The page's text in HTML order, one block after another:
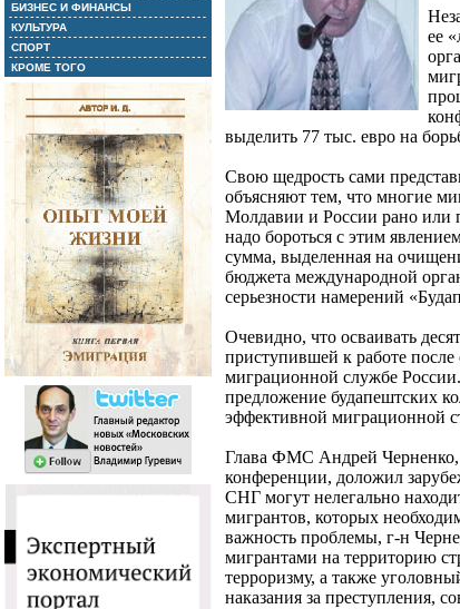
БИЗНЕС И ФИНАНСЫ
КУЛЬТУРА
СПОРТ
КРОМЕ ТОГО
ее
выделить 77 тыс. евро на
Свою щедрость сами
объясняют тем, что многие
Молдавии и России рано или
надо бороться с этим
сумма, выделенная на
бюджета международной
серьезности намерений
Очевидно, что осваивать
приступившей к работе
миграционной службе
предложение будапештских
эффективной миграционной
Глава ФМС Андрей
конференции, доложил
СНГ могут нелегально
мигрантов, которых
важность проблемы, г-н
мигрантами на территорию
терроризму, а также
наказания за преступления,